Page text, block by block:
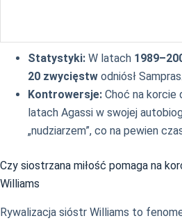
Statystyki: W latach
20 zwycięstw odniósł Sampras.
Kontrowersje: Choć na korcie
latach Agassi w swojej
„nudziarzem”, co na pewien
Czy siostrzana miłość pomaga na
Williams
Rywalizacja sióstr Williams to